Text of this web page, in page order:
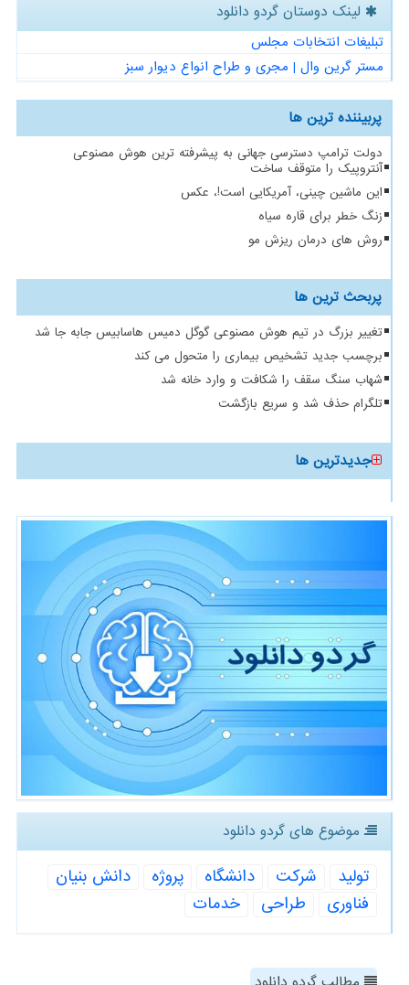
لینک دوستان گردو دانلود
تبلیغات انتخابات مجلس
مستر گرین وال | مجری و طراح انواع دیوار سبز
پربیننده ترین ها
دولت ترامپ دسترسی جهانی به پیشرفته ترین هوش مصنوعی
آنتروپیک را متوقف ساخت
این ماشین چینی، آمریکایی است!، عکس
زنگ خطر برای قاره سیاه
روش های درمان ریزش مو
پربحث ترین ها
تغییر بزرگ در تیم هوش مصنوعی گوگل دمیس هاسابیس جابه جا شد
برچسب جدید تشخیص بیماری را متحول می کند
شهاب سنگ سقف را شکافت و وارد خانه شد
تلگرام حذف شد و سریع بازگشت
جدیدترین ها
موضوع های گردو دانلود
تولید شركت دانشگاه پروژه
دانش بنیان
فناوری
طراحی خدمات